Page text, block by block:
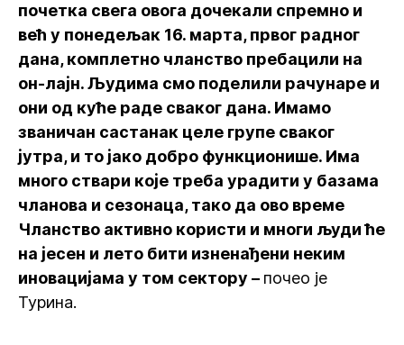
почетка свега овога дочекали спремно и
већ у понедељак 16. марта, првог радног
дана, комплетно чланство пребацили на
он-лајн. Људима смо поделили рачунаре и
они од куће раде сваког дана. Имамо
званичан састанак целе групе сваког
јутра, и то јако добро функционише. Има
много ствари које треба урадити у базама
чланова и сезонаца, тако да ово време
Чланство активно користи и многи људи ће
на јесен и лето бити изненађени неким
иновацијама у том сектору – почео је
Турина.